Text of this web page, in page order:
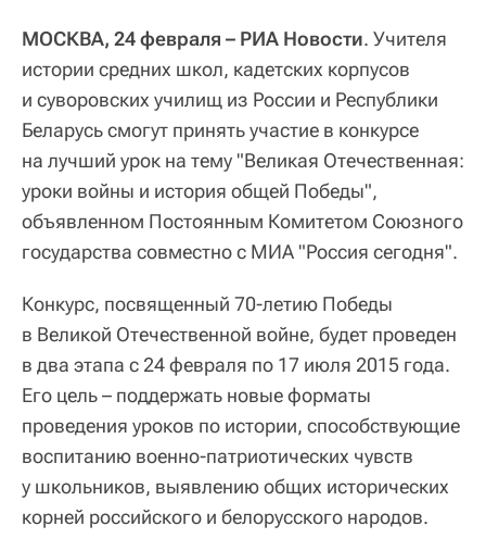
МОСКВА, 24 февраля – РИА Новости. Учителя
истории средних школ, кадетских корпусов
и суворовских училищ из России и Республики
Беларусь смогут принять участие в конкурсе
на лучший урок на тему "Великая Отечественная:
уроки войны и история общей Победы",
объявленном Постоянным Комитетом Союзного
государства совместно с МИА "Россия сегодня".
Конкурс, посвященный 70-летию Победы
в Великой Отечественной войне, будет проведен
в два этапа с 24 февраля по 17 июля 2015 года.
Его цель – поддержать новые форматы
проведения уроков по истории, способствующие
воспитанию военно-патриотических чувств
у школьников, выявлению общих исторических
корней российского и белорусского народов.